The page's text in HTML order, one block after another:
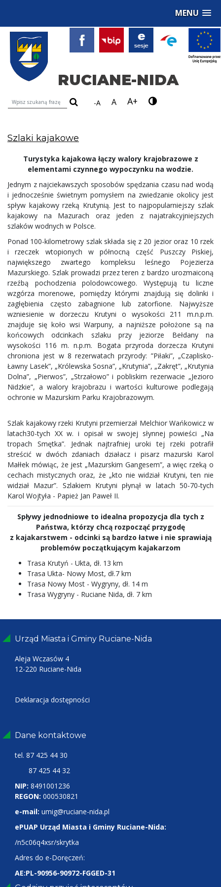
MENU
RUCIANE-NIDA
Wyszukiwarka treści na stronie
-A A A+
Szlaki kajakowe
Turystyka kajakowa łączy walory krajobrazowe z
elementami czynnego wypoczynku na wodzie.
Jednym z najciekawszych sposobów spędzania czasu nad wodą
i jednocześnie świetnym pomysłem na zwiedzanie okolicy jest
spływ kajakowy rzeką Krutynią. Jest to najpopularniejszy szlak
kajakowy na Mazurach oraz jeden z najatrakcyjniejszych
szlaków wodnych w Polsce.
Ponad 100-kilometrowy szlak składa się z 20 jezior oraz 10 rzek
i rzeczek wtopionych w północną część Puszczy Piskiej,
największego zwartego kompleksu leśnego Pojezierza
Mazurskiego. Szlak prowadzi przez teren z bardzo urozmaiconą
rzeźbą pochodzenia polodowcowego. Występują tu liczne
wzgórza morenowe, pomiędzy którymi znajdują się dolinki i
zagłębienia często zabagnione lub zatorfione. Najwyższe
wzniesienie w dorzeczu Krutyni o wysokości 211 m.n.p.m.
znajduje się koło wsi Warpuny, a najniższe położone są na
końcowych odcinkach szlaku przy jeziorze Bełdany na
wysokości 116 m. n.p.m. Bogata przyroda dorzecza Krutyni
chroniona jest w 8 rezerwatach przyrody: ”Piłaki”, „Czaplisko-
Ławny Lasek”, „Królewska Sosna”, „Krutynia”, „Zakręt”, „Krutynia
Dolna”, „Pierwos”, „Strzałowo” i pobliskim rezerwacie „Jezioro
Nidzkie”, a walory krajobrazu i wartości kulturowe podlegają
ochronie w Mazurskim Parku Krajobrazowym.
Szlak kajakowy rzeki Krutyni przemierzał Melchior Wańkowicz w
latach30-tych XX w. i opisał w swojej słynnej powieści „Na
tropach Smętka”. Jednak najtrafniej uroki tej rzeki potrafił
streścić w dwóch zdaniach działacz i pisarz mazurski Karol
Małłek mówiąc, że jest „Mazurskim Gangesem”, a więc rzeką o
cechach mistycznych oraz, że „kto nie widział Krutyni, ten nie
widział Mazur”. Szlakiem Krutyni płynął w latach 50-70-tych
Karol Wojtyła - Papież Jan Paweł II.
Spływy jednodniowe to idealna propozycja dla tych z
Państwa, którzy chcą rozpocząć przygodę
z kajakarstwem - odcinki są bardzo łatwe i nie sprawiają
problemów początkującym kajakarzom
Trasa Krutyń - Ukta, dł. 13 km
Trasa Ukta- Nowy Most, dł.7 km
Trasa Nowy Most - Wygryny, dł. 14 m
Trasa Wygryny - Ruciane Nida, dł. 7 km
Urząd Miasta i Gminy Ruciane-Nida
Aleja Wczasów 4
12-220 Ruciane-Nida
Deklaracja dostępności
Dane kontaktowe
tel. 87 425 44 30
87 425 44 32
NIP: 8491001236
REGON: 000530821
e-mail: umig@ruciane-nida.pl
ePUAP Urząd Miasta i Gminy Ruciane-Nida:
/n5c06q4xsr/skrytka
Adres do e-Doręczeń:
AE:PL-90956-90972-FGGED-31